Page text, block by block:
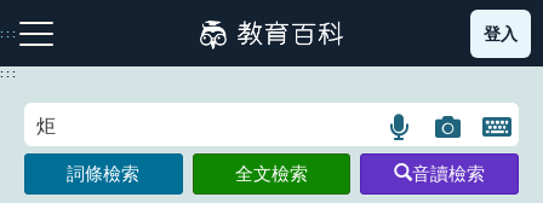
到
主
:::
注音索引圖示 筆畫索引圖示 部首索引表圖示
登入
:::
語
言
搜
圖
片
搜
開
鍵
詞條檢索 全文檢索 音讀檢索